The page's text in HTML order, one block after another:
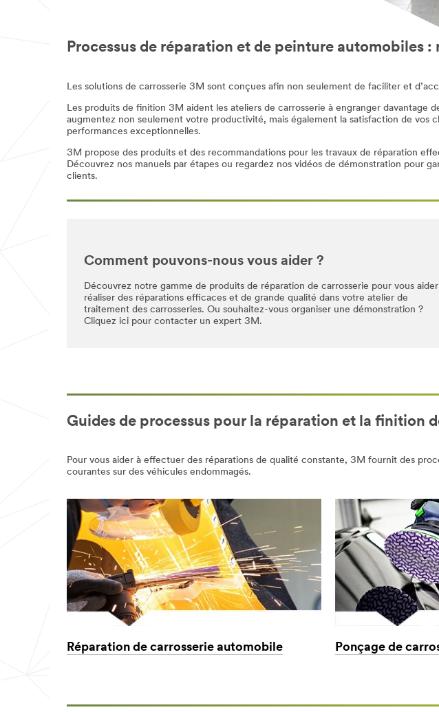
Processus de réparation et de peinture automobiles :
Les solutions de carrosserie 3M sont conçues afin non seulement de faciliter et
Les produits de finition 3M aident les ateliers de carrosserie à engranger
augmentez non seulement votre productivité, mais également la satisfaction de
performances exceptionnelles.
3M propose des produits et des recommandations pour les travaux de réparation
Découvrez nos manuels par étapes ou regardez nos vidéos de démonstration pour
clients.
Comment pouvons-nous vous aider ?
Découvrez notre gamme de produits de réparation de carrosserie pour vous
réaliser des réparations efficaces et de grande qualité dans votre atelier de
traitement des carrosseries. Ou souhaitez-vous organiser une démonstration ?
Cliquez ici pour contacter un expert 3M.
Guides de processus pour la réparation et la finition
Pour vous aider à effectuer des réparations de qualité constante, 3M fournit des
courantes sur des véhicules endommagés.
Réparation de carrosserie automobile Ponçage de